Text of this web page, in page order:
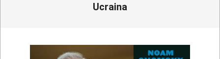
Ucraina